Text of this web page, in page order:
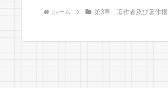
ホーム 第3章 著作者及び著作権